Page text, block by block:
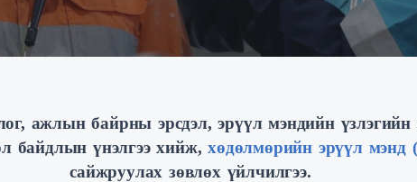
ажлын байрны эрсдэл, эрүүл мэндийн үзлэгийн
байдлын үнэлгээ хийж,хөдөлмөрийн эрүүл
сайжруулах зөвлөх үйлчилгээ.